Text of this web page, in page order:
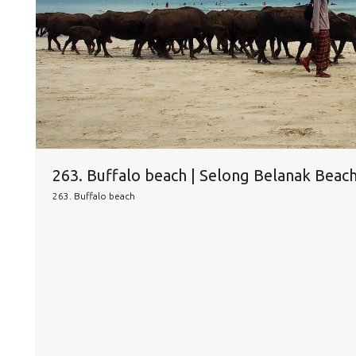
263. Buffalo beach | Selong Belanak
263. Buffalo beach